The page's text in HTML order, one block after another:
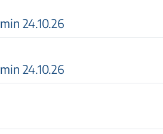
24.10.26
24.10.26